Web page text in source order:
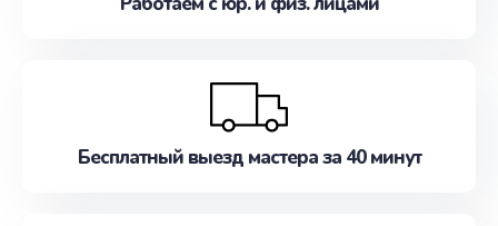
Бесплатный выезд мастера за 40 минут